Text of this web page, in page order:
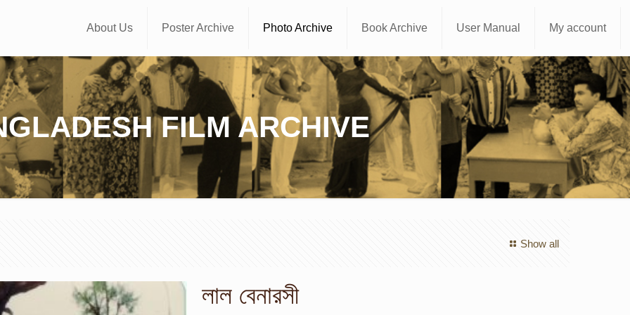
About Us Poster Archive Photo Archive Book Archive User Manual My account
FILM ARCHIVE
Show all
লাল বেনারসী